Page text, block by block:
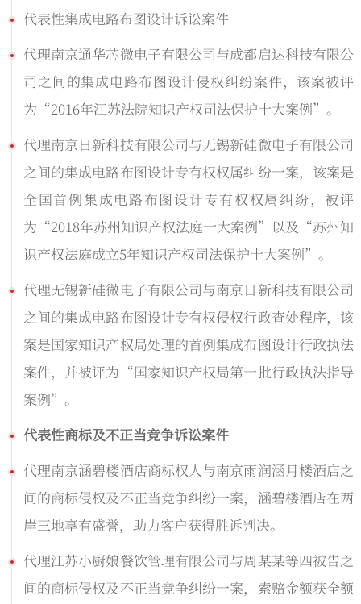
代表性集成电路布图设计诉讼案件
代理南京通华芯微电子有限公司与成都启达科技有限公
司之间的集成电路布图设计侵权纠纷案件，该案被评
为“2016年江苏法院知识产权司法保护十大案例”。
代理南京日新科技有限公司与无锡新硅微电子有限公司
之间的集成电路布图设计专有权权属纠纷一案，该案是
全国首例集成电路布图设计专有权权属纠纷，被评
为“2018年苏州知识产权法庭十大案例”以及“苏州知
识产权法庭成立5年知识产权司法保护十大案例”。
代理无锡新硅微电子有限公司与南京日新科技有限公司
之间的集成电路布图设计专有权侵权行政查处程序，该
案是国家知识产权局处理的首例集成布图设计行政执法
案件，并被评为“国家知识产权局第一批行政执法指导
案例”。
代表性商标及不正当竞争诉讼案件
代理南京涵碧楼酒店商标权人与南京雨润涵月楼酒店之
间的商标侵权及不正当竞争纠纷一案，涵碧楼酒店在两
岸三地享有盛誉，助力客户获得胜诉判决。
代理江苏小厨娘餐饮管理有限公司与周某某等四被告之
间的商标侵权及不正当竞争纠纷一案，索赔金额获全额